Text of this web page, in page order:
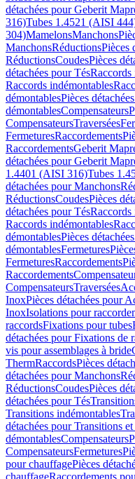
détachées pour Geberit
316)Tubes 1.4521 (AISI
304)MamelonsManchons
ManchonsRéductionsPièces
RéductionsCoudesPièces
détachées pour TésRaccords
Raccords indémontables
démontablesPièces
démontablesCompensateurs
CompensateursTraversées
FermeturesRaccordements
RaccordementsGeberit
détachées pour Geberit
1.4401 (AISI 316)Tubes
détachées pour Manchons
RéductionsCoudesPièces
détachées pour TésRaccords
Raccords indémontables
démontablesPièces
démontablesFermetures
FermeturesRaccordements
Raccordements
CompensateursTraversées
InoxPièces détachées pour
InoxIsolations pour
raccordsFixations pour tubes
détachées pour Fixations de
vis pour assemblages à bride
ThermRaccordsPièces
détachées pour Manchons
RéductionsCoudesPièces
détachées pour Tés
Transitions indémontables
détachées pour Transitions
démontablesCompensateurs
CompensateursFermetures
pour chauffagePièces
chauffageRaccordements